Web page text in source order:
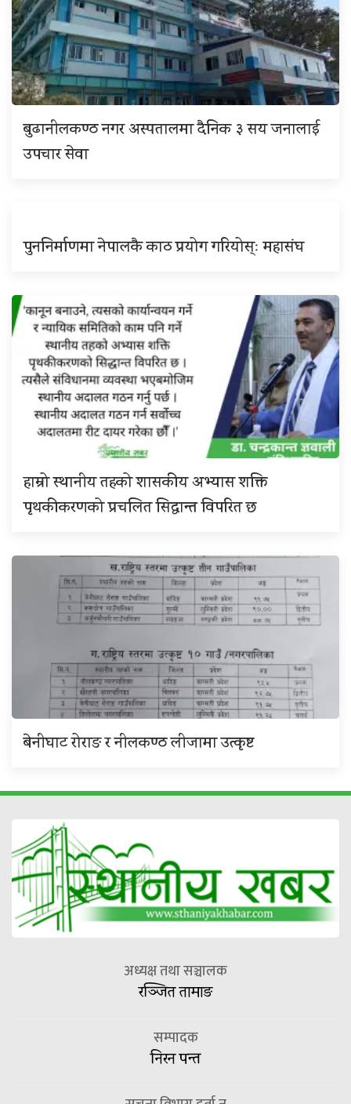
बुढानीलकण्ठ नगर अस्पतालमा दैनिक ३ सय जनालाई
उपचार सेवा
पुननिर्माणमा नेपालकै काठ प्रयोग गरियोस्ः महासंघ
हाम्रो स्थानीय तहको शासकीय अभ्यास शक्ति
पृथकीकरणको प्रचलित सिद्धान्त विपरित छ
बेनीघाट रोराङ र नीलकण्ठ लीजामा उत्कृष्ट
अध्यक्ष तथा सञ्चालक
रञ्जित तामाङ
सम्पादक
निरन पन्त